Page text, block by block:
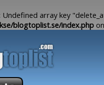
Undefined array key
blogtoplist.se/index.php